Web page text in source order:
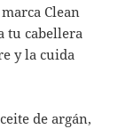
Clean
tu cabellera
y la cuida
de argán,